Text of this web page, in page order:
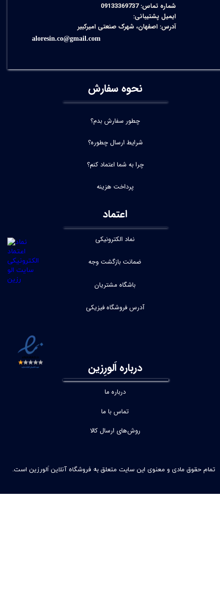
شماره تماس: 09133369737
ایمیل پشتیبانی:
آدرس: اصفهان، شهرک صنعتی امیرکبیر
aloresin.co@gmail.com
نحوه سفارش
چطور سفارش بدم؟
شرایط ارسال چطوره؟
چرا به شما اعتماد کنم؟
پرداخت هزینه
تمام حقوق مادی و معنوی این سایت متعلق به فروشگاه آنلاین اَلورزین است.
اعتماد
نماد الکترونیکی
ضمانت بازگشت وجه
باشگاه مشتریان
آدرس فروشگاه فیزیکی
درباره اَلورِزین
درباره ما
تماس با ما
روش‌های ارسال کالا